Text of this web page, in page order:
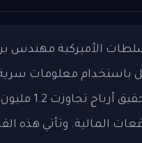
الأميركية مهندس
باستخدام معلومات
الشركة لتحقيق
المالية. وتأتي هذه